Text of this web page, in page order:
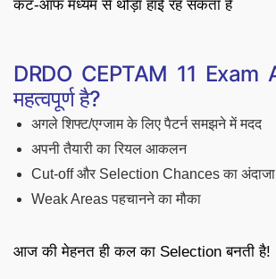
कट-ऑफ मध्यम से थोड़ा हाई रह सकता है
DRDO CEPTAM 11 Exam
महत्वपूर्ण है?
अगले शिफ्ट/एग्जाम के लिए पैटर्न समझने में मदद
अपनी तैयारी का रियल आकलन
Cut-off और Selection Chances का अंदाजा
Weak Areas पहचानने का मौका
आज की मेहनत ही कल का Selection बनती है!